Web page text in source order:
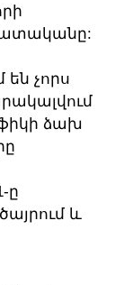
չորս
ձախ
ը
և